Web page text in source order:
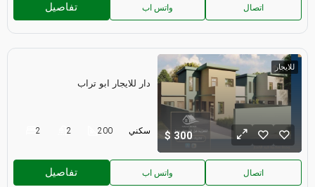
تفاصيل واتس اب اتصال
للايجار
300
دار للايجار ابو تراب
2 2 200 سكني
تفاصيل واتس اب اتصال